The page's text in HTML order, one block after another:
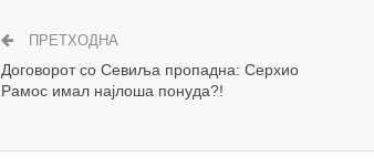
ПРЕТХОДНА
Договорот со Севиља пропадна: Серхио
Рамос имал најлоша понуда?!